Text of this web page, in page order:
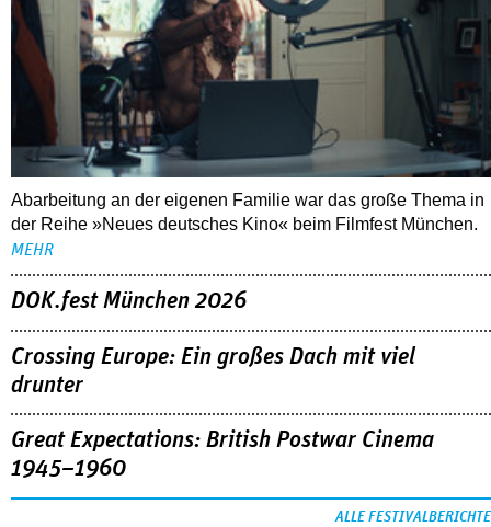
Abarbeitung an der eigenen Familie war das große Thema in
der Reihe »Neues deutsches Kino« beim Filmfest München.
MEHR
DOK.fest München 2026
Crossing Europe: Ein großes Dach mit viel
drunter
Great Expectations: British Postwar Cinema
1945–1960
ALLE FESTIVALBERICHTE